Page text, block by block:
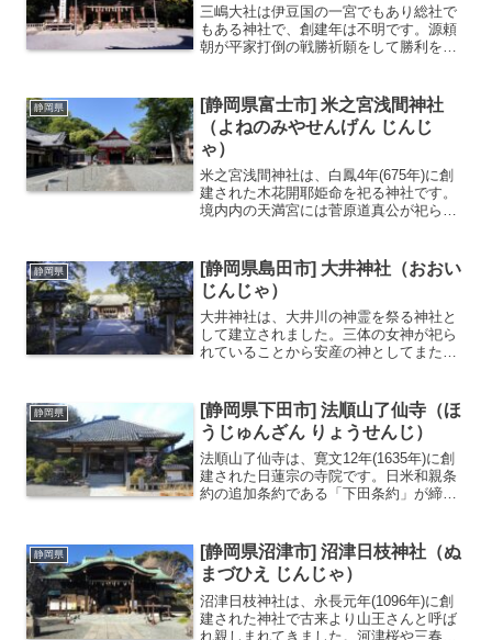
三嶋大社は伊豆国の一宮でもあり総社で
もある神社で、創建年は不明です。源頼
朝が平家打倒の戦勝祈願をして勝利を納
訪れることで有名です。源頼朝ゆかりの
神社本殿は慶応2年（18...
静岡県
[静岡県富士市] 米之宮浅間神社
（よねのみやせんげん じんじ
ゃ）
米之宮浅間神社は、白鳳4年(675年)に創
建された木花開耶姫命を祀る神社です。
境内内の天満宮には菅原道真公が祀られ
メイヨシノが多数あり春にはみごとな桜
を見ることができま...
静岡県
[静岡県島田市] 大井神社（おおい
じんじゃ）
大井神社は、大井川の神霊を祭る神社と
して建立されました。三体の女神が祀ら
れていることから安産の神としてまた、
数えられる、島田大祭（帯祭り）が有名
です。帯祭りは３年に１度...
静岡県
[静岡県下田市] 法順山了仙寺（ほ
うじゅんざん りょうせんじ）
法順山了仙寺は、寛文12年(1635年)に創
建された日蓮宗の寺院です。日米和親条
約の追加条約である「下田条約」が締結
とから「ジャスミン寺」とも呼ばれ、毎
年５月中旬～下旬...
静岡県
[静岡県沼津市] 沼津日枝神社（ぬ
まづひえ じんじゃ）
沼津日枝神社は、永長元年(1096年)に創
建された神社で古来より山王さんと呼ば
れ親しまれてきました。河津桜や三春滝